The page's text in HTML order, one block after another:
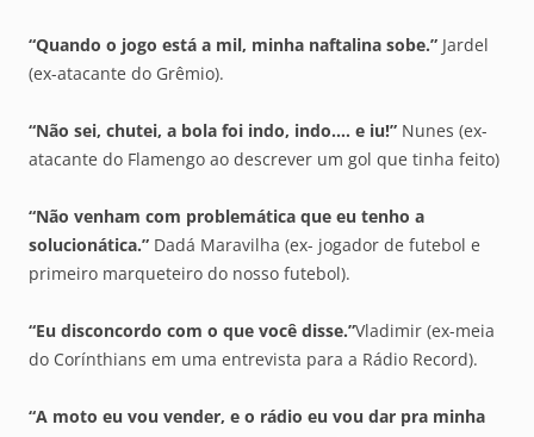
“Quando o jogo está a mil, minha naftalina sobe.” Jardel
(ex-atacante do Grêmio).
“Não sei, chutei, a bola foi indo, indo…. e iu!” Nunes (ex-
atacante do Flamengo ao descrever um gol que tinha feito)
“Não venham com problemática que eu tenho a
solucionática.” Dadá Maravilha (ex- jogador de futebol e
primeiro marqueteiro do nosso futebol).
“Eu disconcordo com o que você disse.”Vladimir (ex-meia
do Corínthians em uma entrevista para a Rádio Record).
“A moto eu vou vender, e o rádio eu vou dar pra minha